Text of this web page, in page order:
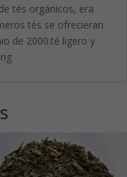
tés orgánicos, era
tés se ofrecieran
de 2000.té ligero y